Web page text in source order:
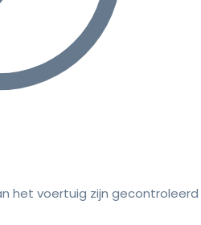
het voertuig zijn gecontroleerd